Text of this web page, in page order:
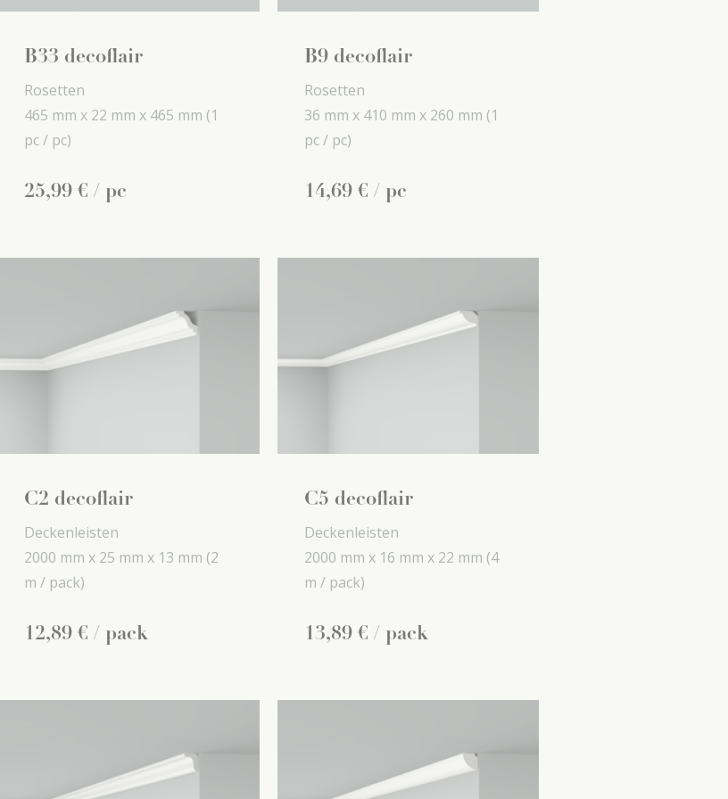
B33 decoflair
Rosetten
465 mm x 22 mm x 465 mm (1
pc / pc)
25,99 € / pc
B9 decoflair
Rosetten
36 mm x 410 mm x 260 mm (1
pc / pc)
14,69€ / pc
C2 decoflair
Deckenleisten
2000 mm x 25 mm x 13 mm (2
m / pack)
12,89 € / pack
C5 decoflair
Deckenleisten
2000 mm x 16 mm x 22 mm (4
m / pack)
13,89€ / pack